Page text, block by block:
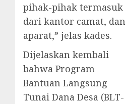
pihak-pihak termasuk
dari kantor camat, dan
aparat,” jelas kades.
Dijelaskan kembali
bahwa Program
Bantuan Langsung
Tunai Dana Desa (BLT-